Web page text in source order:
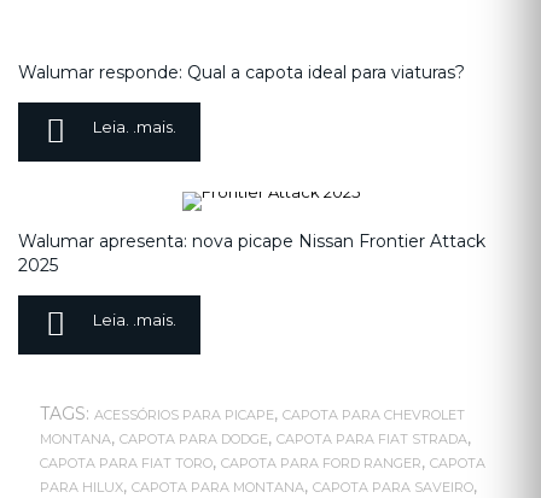
Walumar responde: Qual a capota ideal para viaturas?
Leia. .mais.
Walumar apresenta: nova picape Nissan Frontier Attack
2025
Leia. .mais.
TAGS: ACESSÓRIOS PARA PICAPE, CAPOTA PARA CHEVROLET
MONTANA, CAPOTA PARA DODGE, CAPOTA PARA FIAT STRADA,
CAPOTA PARA FIAT TORO, CAPOTA PARA FORD RANGER, CAPOTA
PARA HILUX, CAPOTA PARA MONTANA, CAPOTA PARA SAVEIRO,